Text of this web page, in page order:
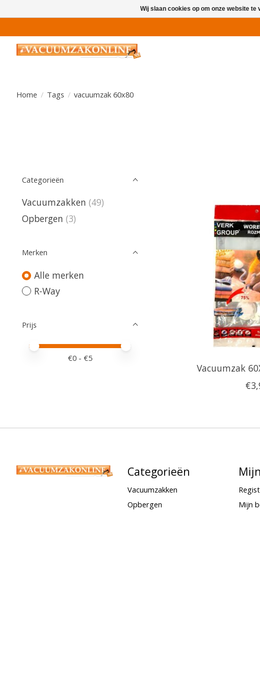
Home / Tags / vacuumzak 60x80
Categorieën
Vacuumzakken (49)
Opbergen (3)
Merken
Alle merken
R-Way
Prijs
Minimale prijswaarde
Price maximum value
€0 - €5
Vacuumzak
Categorieën
Vacuumzakken
Opbergen
Mijn
Wij slaan cookies op om onze website